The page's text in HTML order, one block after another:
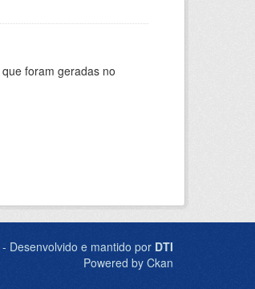
foram geradas no
Desenvolvido e mantido por DTI
Powered by Ckan